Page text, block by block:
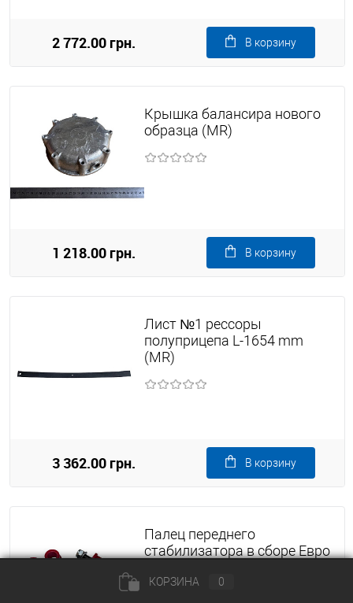
2 772.00 грн. В корзину
Крышка балансира нового
образца (MR)
1 218.00 грн. В корзину
Лист №1 рессоры
полуприцепа L-1654 mm
(MR)
3 362.00 грн. В корзину
Палец переднего
стабилизатора в сборе Евро
КОРЗИНА 0